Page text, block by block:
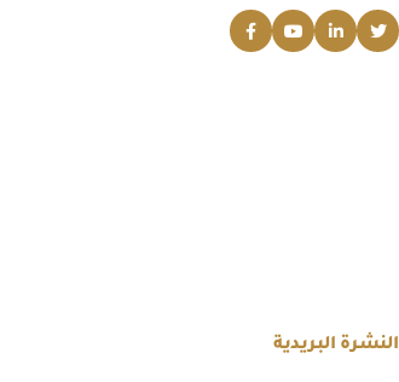
النشرة البريدية